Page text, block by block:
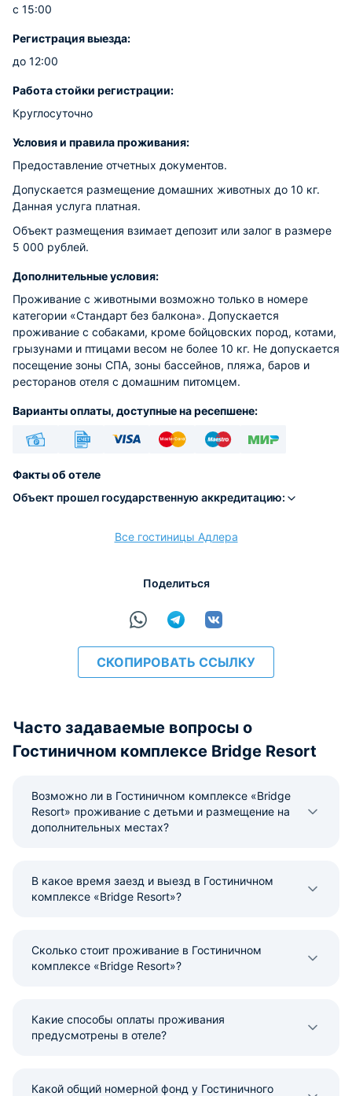
с 15:00
Регистрация выезда:
до 12:00
Работа стойки регистрации:
Круглосуточно
Условия и правила проживания:
Предоставление отчетных документов.
Допускается размещение домашних животных до 10 кг.
Данная услуга платная.
Объект размещения взимает депозит или залог в размере
5 000 рублей.
Дополнительные условия:
Проживание с животными возможно только в номере
категории «Стандарт без балкона». Допускается
проживание с собаками, кроме бойцовских пород, котами,
грызунами и птицами весом не более 10 кг. Не допускается
посещение зоны СПА, зоны бассейнов, пляжа, баров и
ресторанов отеля с домашним питомцем.
Варианты оплаты, доступные на ресепшене:
Факты об отеле
Объект прошел государственную аккредитацию:
Все гостиницы Адлера
Поделиться
СКОПИРОВАТЬ ССЫЛКУ
Часто задаваемые вопросы о
Гостиничном комплексе Bridge Resort
Возможно ли в Гостиничном комплексе «Bridge
Resort» проживание с детьми и размещение на
дополнительных местах?
В какое время заезд и выезд в Гостиничном
комплексе «Bridge Resort»?
Сколько стоит проживание в Гостиничном
комплексе «Bridge Resort»?
Какие способы оплаты проживания
предусмотрены в отеле?
Какой общий номерной фонд у Гостиничного